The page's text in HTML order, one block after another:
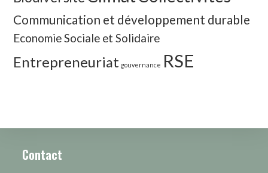
Communication et développement durable
Economie Sociale et Solidaire
Entrepreneuriat gouvernance RSE
Contact